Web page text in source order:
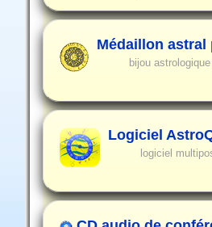
Médaillon astral
bijou
Logiciel
logiciel